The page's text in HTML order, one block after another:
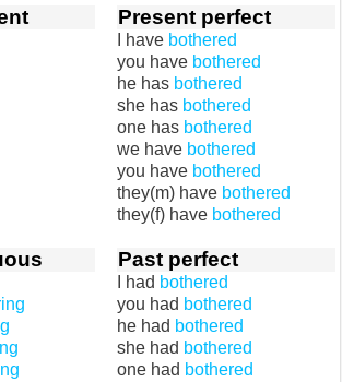
Present perfect
I have bothered
you have bothered
he has bothered
she has bothered
one has bothered
we have bothered
you have bothered
they(m) have bothered
they(f) have bothered
Past perfect
I had bothered
you had bothered
he had bothered
she had bothered
one had bothered